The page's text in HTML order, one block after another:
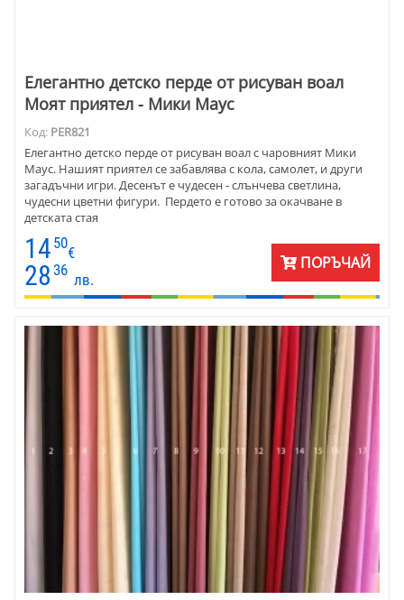
Елегантно детско перде от рисуван воал
Моят приятел - Мики Маус
Код: PER821
Елегантно детско перде от рисуван воал с чаровният Мики
Маус. Нашият приятел се забавлява с кола, самолет, и други
загадъчни игри. Десенът е чудесен - слънчева светлина,
чудесни цветни фигури. Пердето е готово за окачване в
детската стая
14 50
€
28 36
лв.
ПОРЪЧАЙ